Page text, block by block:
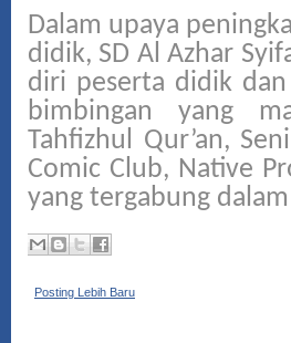
Dalam upaya
didik, SD Al Azhar
diri peserta didik
bimbingan yang
Tahfizhul Qur’an,
Comic Club, Native
yang tergabung
Posting Lebih Baru